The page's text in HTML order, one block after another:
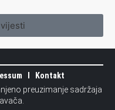
Kontakt
preuzimanje sadržaja